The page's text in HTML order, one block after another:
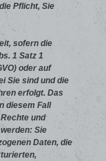
Pflicht, Sie
sofern die
1 Satz 1
oder auf
Sie sind und die
erfolgt. Das
diesem Fall
und
Sie
Daten, die